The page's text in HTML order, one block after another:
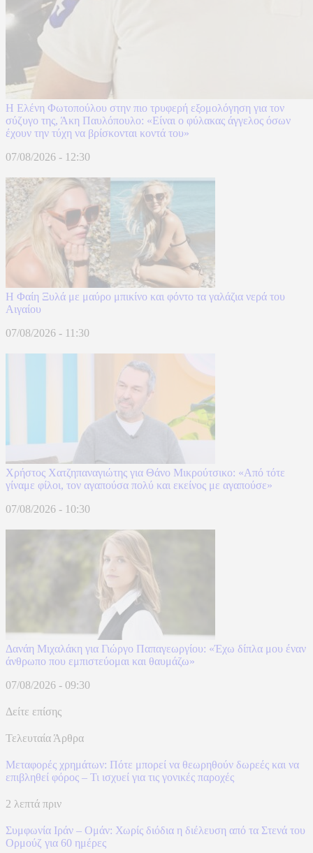
Η Ελένη Φωτοπούλου στην πιο τρυφερή εξομολόγηση για τον
σύζυγο της, Άκη Παυλόπουλο: «Είναι ο φύλακας άγγελος όσων
έχουν την τύχη να βρίσκονται κοντά του»
07/08/2026 - 12:30
Η Φαίη Ξυλά με μαύρο μπικίνο και φόντο τα γαλάζια νερά του
Αιγαίου
07/08/2026 - 11:30
Χρήστος Χατζηπαναγιώτης για Θάνο Μικρούτσικο: «Από τότε
γίναμε φίλοι, τον αγαπούσα πολύ και εκείνος με αγαπούσε»
07/08/2026 - 10:30
Δανάη Μιχαλάκη για Γιώργο Παπαγεωργίου: «Έχω δίπλα μου έναν
άνθρωπο που εμπιστεύομαι και θαυμάζω»
07/08/2026 - 09:30
Δείτε επίσης
Τελευταία Άρθρα
Μεταφορές χρημάτων: Πότε μπορεί να θεωρηθούν δωρεές και να
επιβληθεί φόρος – Τι ισχυεί για τις γονικές παροχές
2 λεπτά πριν
Συμφωνία Ιράν – Ομάν: Χωρίς διόδια η διέλευση από τα Στενά του
Ορμούζ για 60 ημέρες